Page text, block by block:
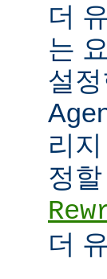
더
는
설
리
정
더